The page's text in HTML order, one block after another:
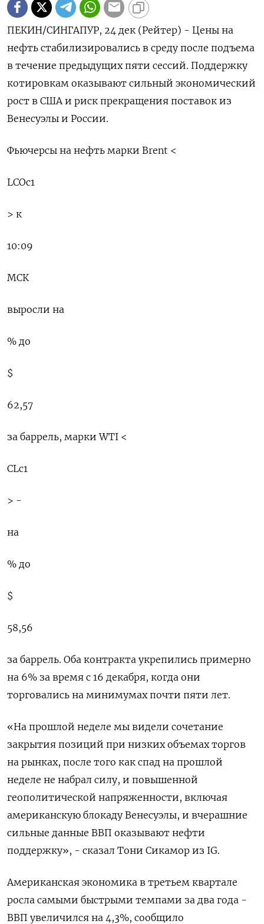
ПЕКИН/СИНГАПУР, 24 дек (Рейтер) - Цены на
нефть стабилизировались в среду после подъема
в течение предыдущих пяти сессий. Поддержку
котировкам оказывают сильный экономический
рост в США и риск прекращения ⁠поставок из
Венесуэлы и России.
Фьючерсы на нефть марки Brent <
LCOc1
> к
10:09
МСК
выросли на
% до
$
62,57
за баррель, марки WTI <
CLc1
> -
на
% до
$
58,56
за баррель. Оба контракта укрепились ⁠примерно
на 6% за время ​с 16 декабря, когда они
торговались ⁠на минимумах почти пяти лет.
«На прошлой неделе мы видели сочетание
закрытия позиций при низких ⁠объемах торгов
на рынках, после того как спад на прошлой
неделе не набрал силу, ‌и повышенной
геополитической напряженности, включая
американскую блокаду Венесуэлы, и вчерашние
сильные данные ‍ВВП оказывают нефти
поддержку», - сказал Тони Сикамор из IG.
Американская экономика в третьем ‌квартале
росла самыми быстрыми темпами за два года -
ВВП увеличился на 4,​3%, сообщило